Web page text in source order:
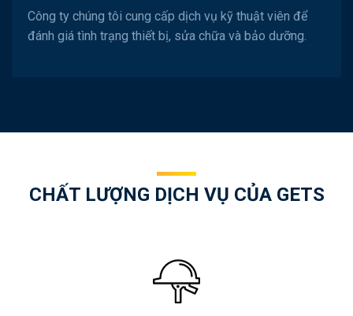
Công ty chúng tôi cung cấp dịch vụ kỹ thuật viên để
đánh giá tình trạng thiết bị, sửa chữa và bảo dưỡng.
CHẤT LƯỢNG DỊCH VỤ CỦA GETS